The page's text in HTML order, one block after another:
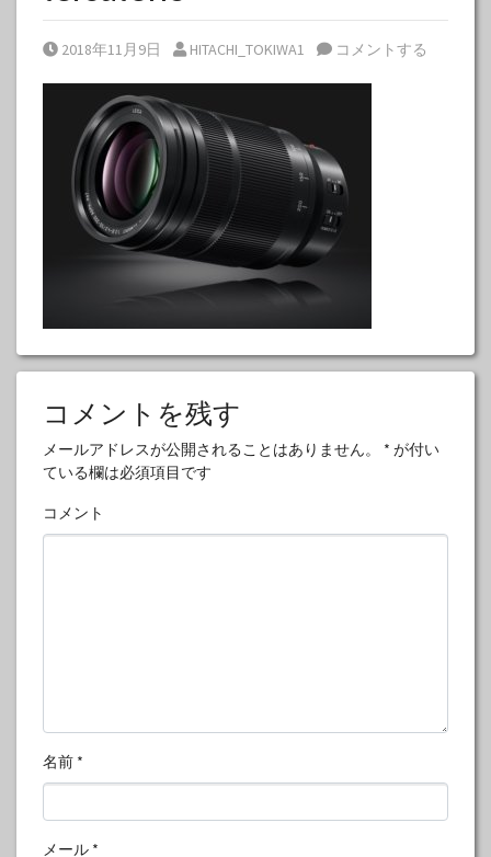
Posted on
2018年11月9日 Posted by
HITACHI_TOKIWA1 コメントする
コメントを残す
メールアドレスが公開されることはありません。 * が付い
ている欄は必須項目です
コメント
名前 *
メール *